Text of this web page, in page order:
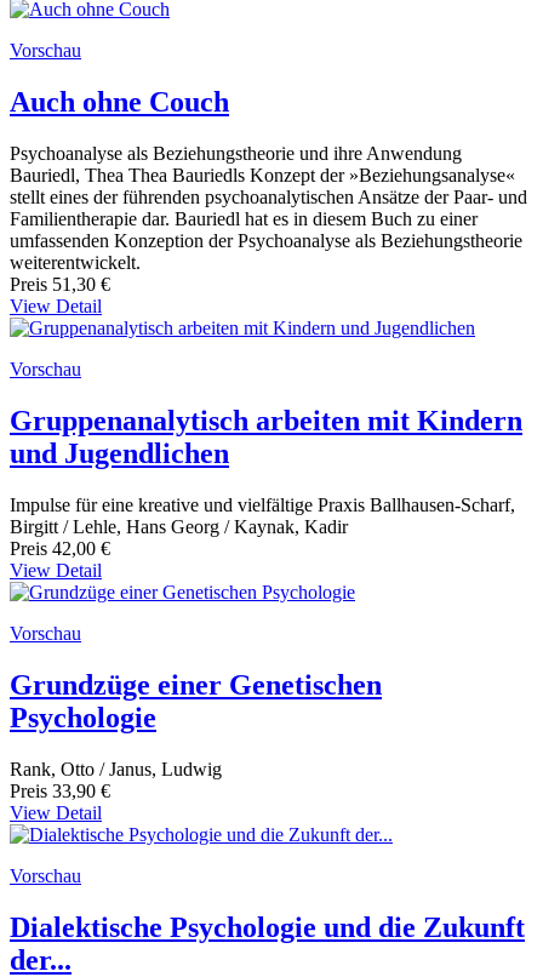
Vorschau
Auch ohne Couch
Psychoanalyse als Beziehungstheorie und ihre Anwendung
Bauriedl, Thea Thea Bauriedls Konzept der »Beziehungsanalyse«
stellt eines der führenden psychoanalytischen Ansätze der Paar- und
Familientherapie dar. Bauriedl hat es in diesem Buch zu einer
umfassenden Konzeption der Psychoanalyse als Beziehungstheorie
weiterentwickelt.
Preis 51,30 €
View Detail
Vorschau
Gruppenanalytisch arbeiten mit Kindern
und Jugendlichen
Impulse für eine kreative und vielfältige Praxis Ballhausen-Scharf,
Birgitt / Lehle, Hans Georg / Kaynak, Kadir
Preis 42,00 €
View Detail
Vorschau
Grundzüge einer Genetischen
Psychologie
Rank, Otto / Janus, Ludwig
Preis 33,90 €
View Detail
Vorschau
Dialektische Psychologie und die Zukunft
der...